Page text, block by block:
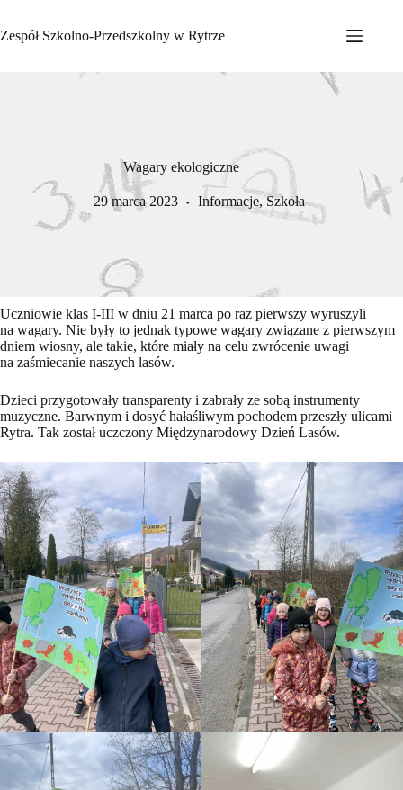
treści
Zespół Szkolno-Przedszkolny w Rytrze
Wagary ekologiczne
29 marca 2023 Informacje,Szkoła
Uczniowie klas I-III w dniu 21 marca po raz pierwszy wyruszyli
na wagary. Nie były to jednak typowe wagary związane z pierwszym
dniem wiosny, ale takie, które miały na celu zwrócenie uwagi
na zaśmiecanie naszych lasów.
Dzieci przygotowały transparenty i zabrały ze sobą instrumenty
muzyczne. Barwnym i dosyć hałaśliwym pochodem przeszły ulicami
Rytra. Tak został uczczony Międzynarodowy Dzień Lasów.